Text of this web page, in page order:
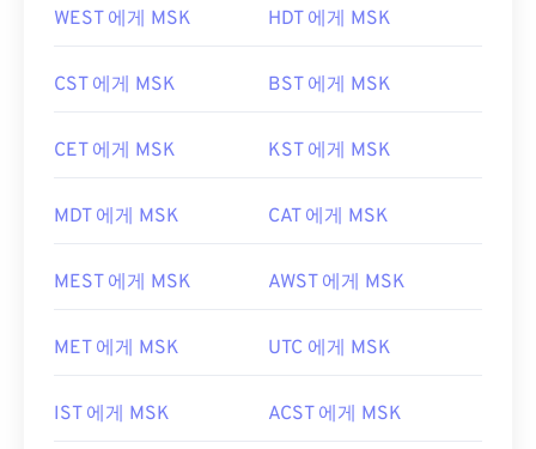
WEST 에게 MSK HDT 에게 MSK
CST 에게 MSK BST 에게 MSK
CET 에게 MSK KST 에게 MSK
MDT 에게 MSK CAT 에게 MSK
MEST 에게 MSK AWST 에게 MSK
MET 에게 MSK UTC 에게 MSK
IST 에게 MSK ACST 에게 MSK